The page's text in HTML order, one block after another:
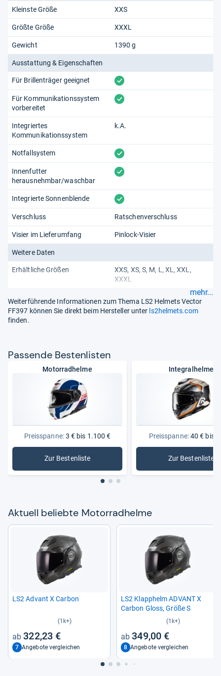
Kleinste Größe XXS
Größte Größe XXXL
Gewicht 1390 g
Ausstattung & Eigenschaften
Für Brillenträger geeignet vorhanden
Für Kommunikationssystem
vorbereitet
vorhanden
Integriertes
Kommunikationssystem
k.A.
Notfallsystem vorhanden
Innenfutter
herausnehmbar/waschbar
vorhanden
Integrierte Sonnenblende vorhanden
Verschluss Ratschenverschluss
Visier im Lieferumfang Pinlock-Visier
Weitere Daten
Erhältliche Größen XXS XS S M L XL
XXL
XXXL
mehr...
Weiterführende Informationen zum Thema LS2 Helmets Vector
FF397 können Sie direkt beim Hersteller unter ls2helmets.com
finden.
Pas­sende Bes­ten­lis­ten
Motorradhelme
Preisspanne:3 € bis 1.100 €
Zur Bestenliste: Motorradhelme
Integralhelme
Preisspanne:40 € bis
Zur Bestenliste
:
Aktu­ell beliebte Motor­rad­helme
LS2 Advant X Car­bon
(1k+)
322,23 €
7 Angebote vergleichen
LS2 Klapp­helm ADVANT X
Car­bon Gloss, Größe S
(1k+)
349,00 €
8 Angebote vergleichen